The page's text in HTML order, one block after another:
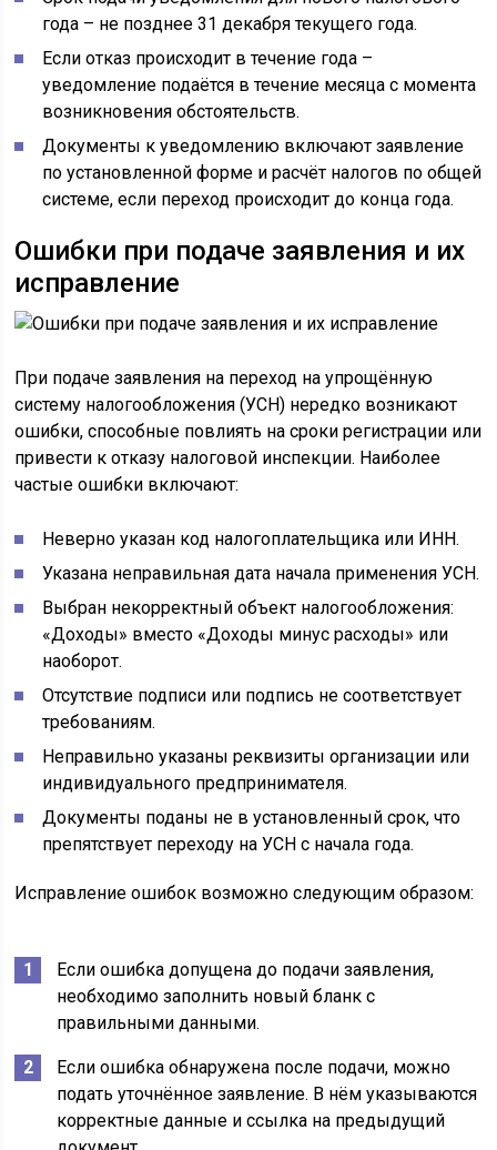
года – не позднее 31 декабря текущего года.
Если отказ происходит в течение года –
уведомление подаётся в течение месяца с момента
возникновения обстоятельств.
Документы к уведомлению включают заявление
по установленной форме и расчёт налогов по общей
системе, если переход происходит до конца года.
Ошибки при подаче заявления и их
исправление
При подаче заявления на переход на упрощённую
систему налогообложения (УСН) нередко возникают
ошибки, способные повлиять на сроки регистрации или
привести к отказу налоговой инспекции. Наиболее
частые ошибки включают:
Неверно указан код налогоплательщика или ИНН.
Указана неправильная дата начала применения УСН.
Выбран некорректный объект налогообложения:
«Доходы» вместо «Доходы минус расходы» или
наоборот.
Отсутствие подписи или подпись не соответствует
требованиям.
Неправильно указаны реквизиты организации или
индивидуального предпринимателя.
Документы поданы не в установленный срок, что
препятствует переходу на УСН с начала года.
Исправление ошибок возможно следующим образом:
Если ошибка допущена до подачи заявления,
необходимо заполнить новый бланк с
правильными данными.
Если ошибка обнаружена после подачи, можно
подать уточнённое заявление. В нём указываются
корректные данные и ссылка на предыдущий